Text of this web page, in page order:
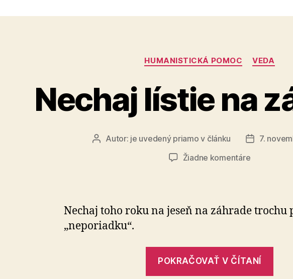
Kategórie
HUMANISTICKÁ POMOC VEDA
Nechaj lístie na
AutorAutor: je uvedený priamo v článku
Dátum
7.
Žiadne komentárena
záhrade
Nechaj toho roku na jeseň na záhrade
„neporiadku“.
POKRAČOVAŤ V ČÍTANÍ